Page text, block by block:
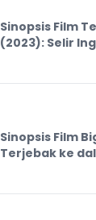
Sinopsis Film
(2023): Selir
Sinopsis Film
Terjebak ke